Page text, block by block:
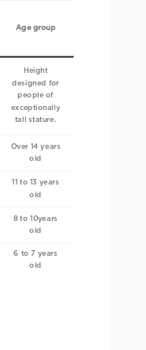
Age group
Height
designed for
people of
exceptionally
tall stature.
Over 14 years
old
11 to 13 years
old
8 to 10years
old
6 to 7 years
old